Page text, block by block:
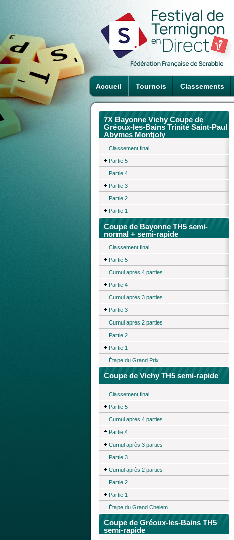
Accueil Tournois Classements
7X Bayonne Vichy Coupe de
Gréoux-les-Bains Trinité Saint-Paul
Abymes Montjoly
Classement final
Partie 5
Partie 4
Partie 3
Partie 2
Partie 1
Coupe de Bayonne TH5 semi-
normal + semi-rapide
Classement final
Partie 5
Cumul après 4 parties
Partie 4
Cumul après 3 parties
Partie 3
Cumul après 2 parties
Partie 2
Partie 1
Étape du Grand Prix
Coupe de Vichy TH5 semi-rapide
Classement final
Partie 5
Cumul après 4 parties
Partie 4
Cumul après 3 parties
Partie 3
Cumul après 2 parties
Partie 2
Partie 1
Étape du Grand Chelem
Coupe de Gréoux-les-Bains TH5
semi-rapide